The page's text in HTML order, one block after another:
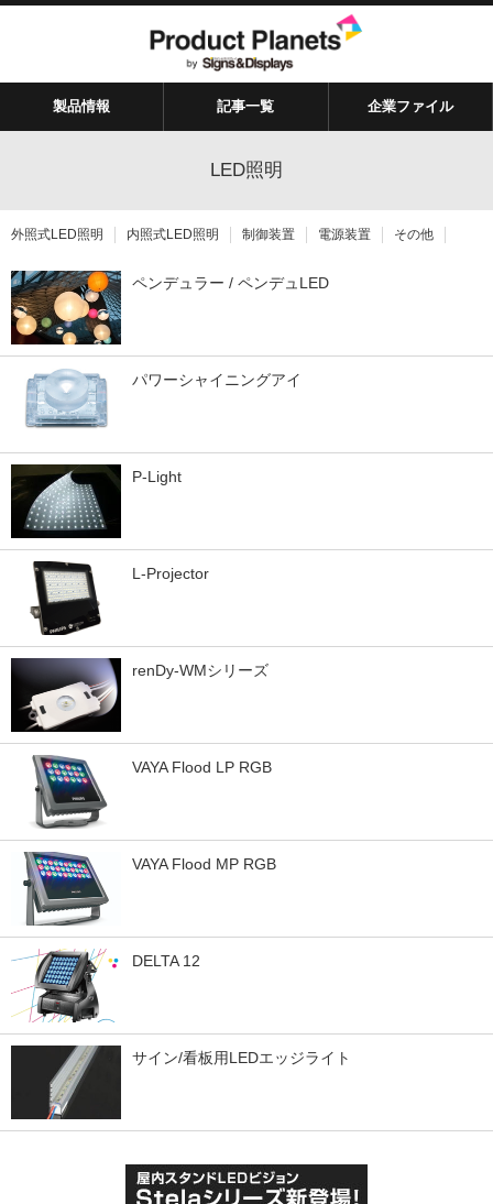
製品情報 記事一覧 企業ファイル
LED照明
外照式LED照明 内照式LED照明 制御装置 電源装置 その他
ペンデュラー / ペンデュLED
パワーシャイニングアイ
P-Light
L-Projector
renDy-WMシリーズ
VAYA Flood LP RGB
VAYA Flood MP RGB
DELTA 12
サイン/看板用LEDエッジライト